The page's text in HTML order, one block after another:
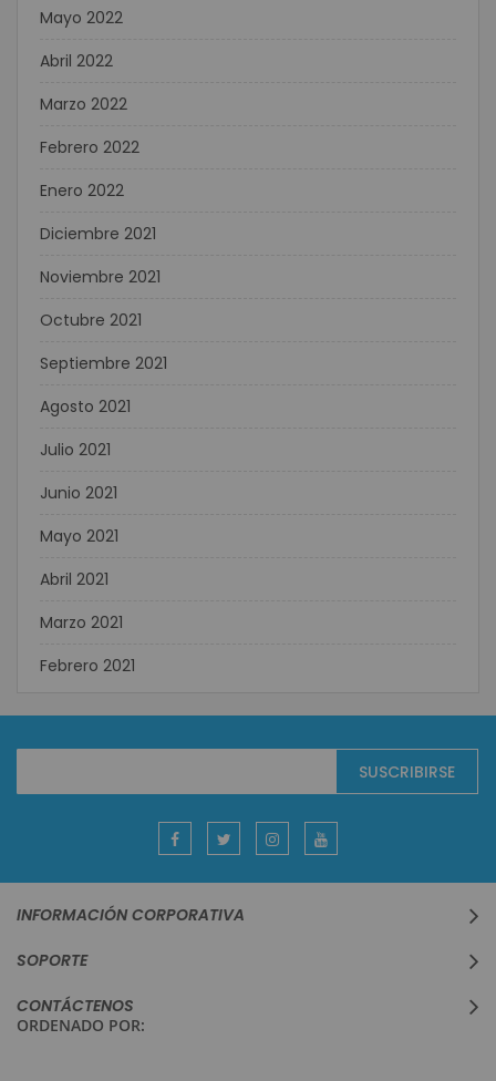
Mayo 2022
Abril 2022
Marzo 2022
Febrero 2022
Enero 2022
Diciembre 2021
Noviembre 2021
Octubre 2021
Septiembre 2021
Agosto 2021
Julio 2021
Junio 2021
Mayo 2021
Abril 2021
Marzo 2021
Febrero 2021
boletín
SUSCRIBIRSE
INFORMACIÓN CORPORATIVA
SOPORTE
CONTÁCTENOS
ORDENADO POR: